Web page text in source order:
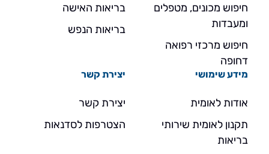
חיפוש מכונים, מטפלים
ומעבדות
חיפוש מרכזי רפואה
דחופה
בריאות האישה
בריאות הנפש
מידע שימושי
אודות לאומית
תקנון לאומית שירותי
בריאות
יצירת קשר
יצירת קשר
הצטרפות לסדנאות